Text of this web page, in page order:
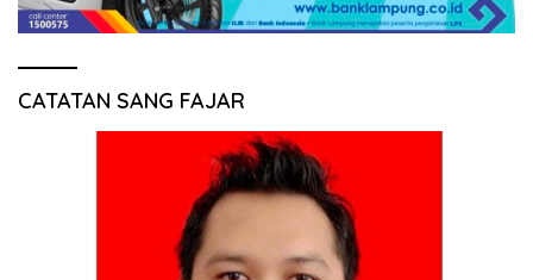
CATATAN SANG FAJAR